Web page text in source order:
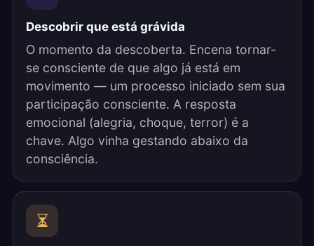
Descobrir que está grávida
O momento da descoberta. Encena tornar-
se consciente de que algo já está em
movimento — um processo iniciado sem sua
participação consciente. A resposta
emocional (alegria, choque, terror) é a
chave. Algo vinha gestando abaixo da
consciência.